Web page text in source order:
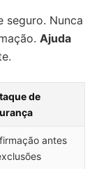
seguro. Nunca
Ajuda
de
antes